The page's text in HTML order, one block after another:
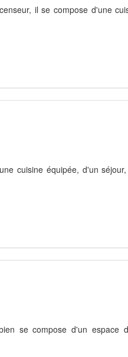
il se compose d'une
cuisine équipée, d'un
se compose d'un espace